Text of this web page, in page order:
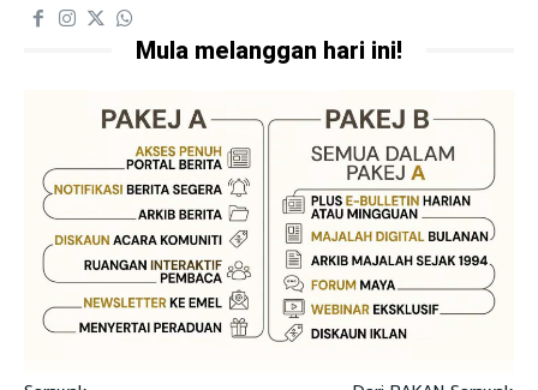
Mula melanggan hari ini!